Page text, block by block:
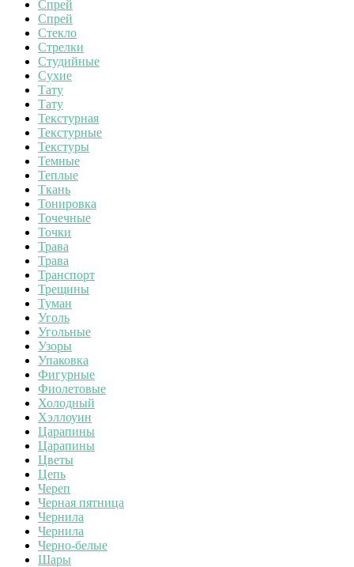
Спрей
Спрей
Стекло
Стрелки
Студийные
Сухие
Тату
Тату
Текстурная
Текстурные
Текстуры
Темные
Теплые
Ткань
Тонировка
Точечные
Точки
Трава
Трава
Транспорт
Трещины
Туман
Уголь
Угольные
Узоры
Упаковка
Фигурные
Фиолетовые
Холодный
Хэллоуин
Царапины
Царапины
Цветы
Цепь
Череп
Черная пятница
Чернила
Чернила
Черно-белые
Шары